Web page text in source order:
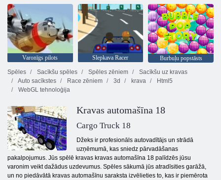
Varonīgs pilots Slepkava Racer
Burbuļu popstāsts
Spēles
Sacīkšu spēles Spēles zēniem
Sacīkšu uz kravas
Auto sacīkstes
Race zēniem 3d krava
Html5
WebGL tehnoloģija
Kravas automašīna 18
Cargo Truck 18
Džeks ir profesionāls autovadītājs un strādā
uzņēmumā, kas sniedz pārvadāšanas
pakalpojumus. Jūs spēlē kravas kravas automašīna 18 palīdzēs jūsu
varonim veikt dažādus uzdevumus. Spēles sākumā jūs atradīsities garāžā,
un no piedāvātā kravas automašīnu saraksta izvēlieties to, kas ir piemērota